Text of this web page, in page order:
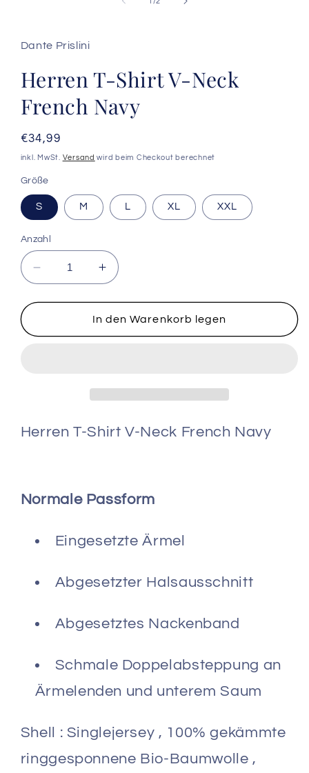
Dante Prislini
Herren T-Shirt V-Neck
French Navy
Normaler
Preis
€34,99
inkl. MwSt. Versand wird beim Checkout berechnet
Größe
S M L XL XXL
Anzahl
Verringere
die
Menge
Herren
Erhöhe
die
Menge
für
Herren
Navy
In den Warenkorb legen
Herren T-Shirt V-Neck French Navy
Normale Passform
Eingesetzte Ärmel
Abgesetzter Halsausschnitt
Abgesetztes Nackenband
Schmale Doppelabsteppung an
Ärmelenden und unterem Saum
Shell : Singlejersey , 100% gekämmte
ringgesponnene Bio-Baumwolle ,